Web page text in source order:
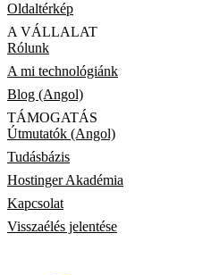
Oldaltérkép
A VÁLLALAT
Rólunk
A mi technológiánk
Blog (Angol)
TÁMOGATÁS
Útmutatók (Angol)
Tudásbázis
Hostinger Akadémia
Kapcsolat
Visszaélés jelentése